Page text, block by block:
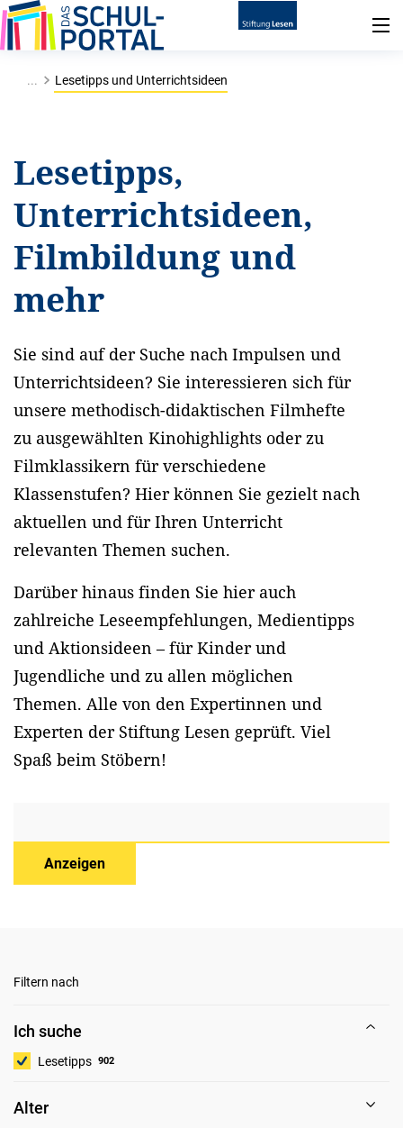
... Lesetipps und Unterrichtsideen
Lesetipps,
Unterrichtsideen,
Filmbildung und
mehr
Sie sind auf der Suche nach Impulsen und
Unterrichtsideen? Sie interessieren sich für
unsere methodisch-didaktischen Filmhefte
zu ausgewählten Kinohighlights oder zu
Filmklassikern für verschiedene
Klassenstufen? Hier können Sie gezielt nach
aktuellen und für Ihren Unterricht
relevanten Themen suchen.
Darüber hinaus finden Sie hier auch
zahlreiche Leseempfehlungen, Medientipps
und Aktionsideen – für Kinder und
Jugendliche und zu allen möglichen
Themen. Alle von den Expertinnen und
Experten der Stiftung Lesen geprüft. Viel
Spaß beim Stöbern!
Anzeigen
Filtern nach
Ich suche
Lesetipps 902
Alter